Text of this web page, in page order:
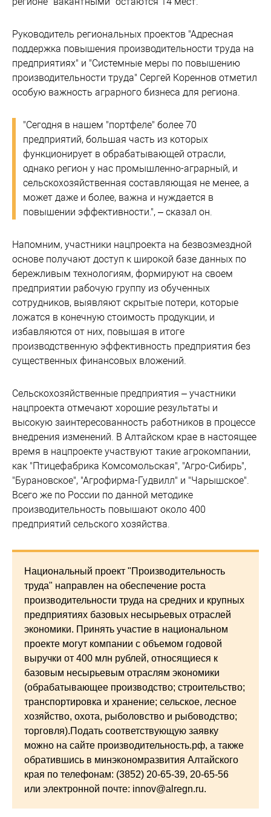
Руководитель региональных проектов "Адресная
поддержка повышения производительности труда на
предприятиях" и "Системные меры по повышению
производительности труда" Сергей Кореннов отметил
особую важность аграрного бизнеса для региона.
"Сегодня в нашем "портфеле" более 70
предприятий, большая часть из которых
функционирует в обрабатывающей отрасли,
однако регион у нас промышленно-аграрный, и
сельскохозяйственная составляющая не менее, а
может даже и более, важна и нуждается в
повышении эффективности.", – сказал он.
Напомним, участники нацпроекта на безвозмездной
основе получают доступ к широкой базе данных по
бережливым технологиям, формируют на своем
предприятии рабочую группу из обученных
сотрудников, выявляют скрытые потери, которые
ложатся в конечную стоимость продукции, и
избавляются от них, повышая в итоге
производственную эффективность предприятия без
существенных финансовых вложений.
Сельскохозяйственные предприятия – участники
нацпроекта отмечают хорошие результаты и
высокую заинтересованность работников в процессе
внедрения изменений. В Алтайском крае в настоящее
время в нацпроекте участвуют такие агрокомпании,
как "Птицефабрика Комсомольская", "Агро-Сибирь",
"Бурановское", "Агрофирма-Гудвилл" и "Чарышское".
Всего же по России по данной методике
производительность повышают около 400
предприятий сельского хозяйства.
Национальный проект "Производительность
труда" направлен на обеспечение роста
производительности труда на средних и крупных
предприятиях базовых несырьевых отраслей
экономики. Принять участие в национальном
проекте могут компании с объемом годовой
выручки от 400 млн рублей, относящиеся к
базовым несырьевым отраслям экономики
(обрабатывающее производство; строительство;
транспортировка и хранение; сельское, лесное
хозяйство, охота, рыболовство и рыбоводство;
торговля).Подать соответствующую заявку
можно на сайте производительность.рф, а также
обратившись в минэкономразвития Алтайского
края по телефонам: (3852) 20-65-39, 20-65-56
или электронной почте: innov@alregn.ru.